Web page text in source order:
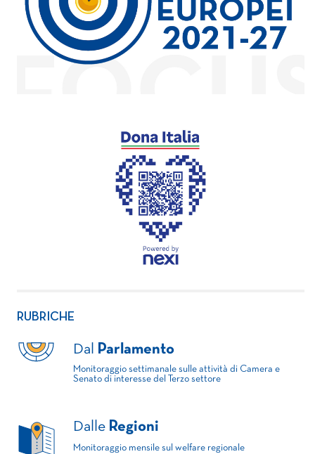
RUBRICHE
Dal Parlamento
Monitoraggio settimanale sulle attività di Camera e
Senato di interesse del Terzo settore
Dalle Regioni
Monitoraggio mensile sul welfare regionale